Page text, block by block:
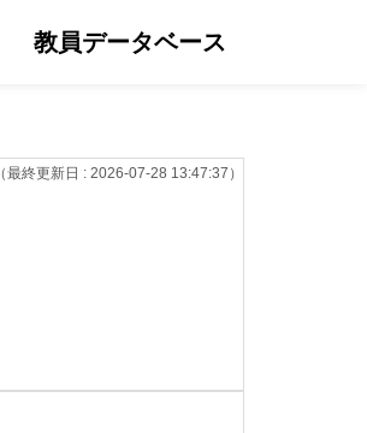
教員データベース
（最終更新日 : 2026-07-28 13:47:37）